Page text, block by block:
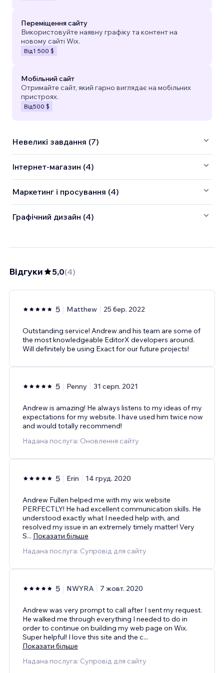
Переміщення сайту
Використовуйте наявну графіку та контент на
новому сайті Wix.
Від 1 500 $
Мобільний сайт
Отримайте сайт, який гарно виглядає на мобільних
пристроях.
Від500 $
Невеликі завдання (7)
Інтернет-магазин (4)
Маркетинг і просування (4)
Графічний дизайн (4)
Відгуки 5,0(4)
5 Matthew 25 бер. 2022
Outstanding service! Andrew and his team are some of
the most knowledgeable EditorX developers around.
Will definitely be using Exact for our future projects!
5 Penny 31 серп. 2021
Andrew is amazing! He always listens to my ideas of my
expectations for my website. I have used him twice now
and would totally recommend!
Надана послуга: Оновлення сайту
5 Erin 14 груд. 2020
Andrew Fullen helped me with my wix website
PERFECTLY! He had excellent communication skills. He
understood exactly what I needed help with, and
resolved my issue in an extremely timely matter! Very
S... Показати більше
Надана послуга: Супровід для сайту
5 NWYRA 7 жовт. 2020
Andrew was very prompt to call after I sent my request.
He walked me through everything I needed to do in
order to continue on building my web page on Wix.
Super helpful! I love this site and the c...
Показати більше
Надана послуга: Супровід для сайту